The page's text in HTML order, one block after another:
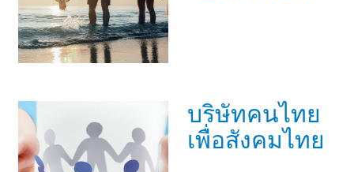
บริษัทคนไทย
เพื่อสังคมไทย